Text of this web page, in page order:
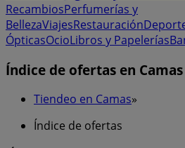
RecambiosPerfumerías y
BellezaViajesRestauración
ÓpticasOcioLibros y Papelerías
Índice de ofertas en Camas
Tiendeo en Camas»
Índice de ofertas